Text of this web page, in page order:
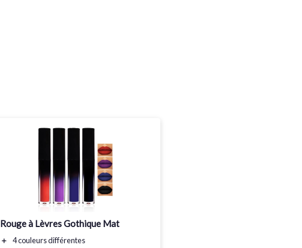
Rouge à Lèvres Gothique Mat
＋
4 couleurs différentes